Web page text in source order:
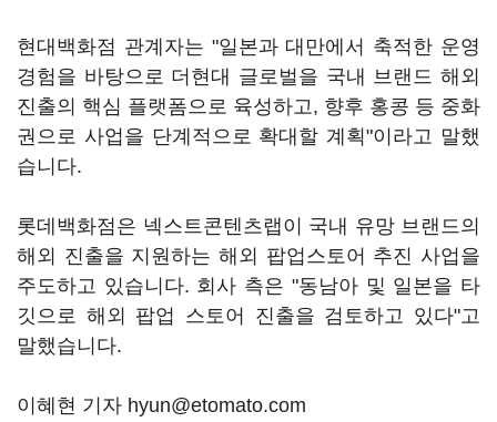
현대백화점 관계자는 "일본과 대만에서 축적한 운영
경험을 바탕으로 더현대 글로벌을 국내 브랜드 해외
진출의 핵심 플랫폼으로 육성하고, 향후 홍콩 등 중화
권으로 사업을 단계적으로 확대할 계획"이라고 말했
습니다.
롯데백화점은 넥스트콘텐츠랩이 국내 유망 브랜드의
해외 진출을 지원하는 해외 팝업스토어 추진 사업을
주도하고 있습니다. 회사 측은 "동남아 및 일본을 타
깃으로 해외 팝업 스토어 진출을 검토하고 있다"고
말했습니다.
이혜현 기자 hyun@etomato.com